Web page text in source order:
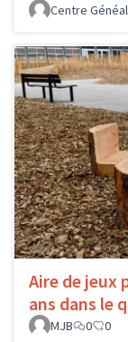
Centre
Aire de jeux
ans dans le
MJB
0 0